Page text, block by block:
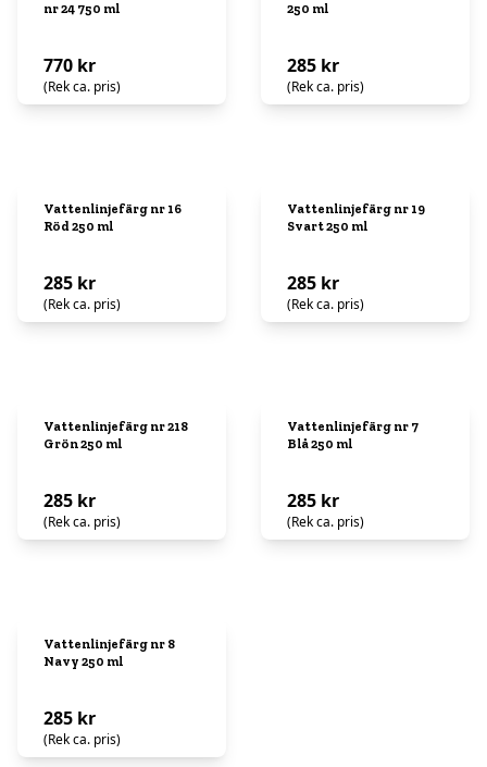
nr 24 750 ml
770 kr
(Rek ca. pris)
250 ml
285 kr
(Rek ca. pris)
Vattenlinjefärg nr 16
Röd 250 ml
285 kr
(Rek ca. pris)
Vattenlinjefärg nr 19
Svart 250 ml
285 kr
(Rek ca. pris)
Vattenlinjefärg nr 218
Grön 250 ml
285 kr
(Rek ca. pris)
Vattenlinjefärg nr 7
Blå 250 ml
285 kr
(Rek ca. pris)
Vattenlinjefärg nr 8
Navy 250 ml
285 kr
(Rek ca. pris)